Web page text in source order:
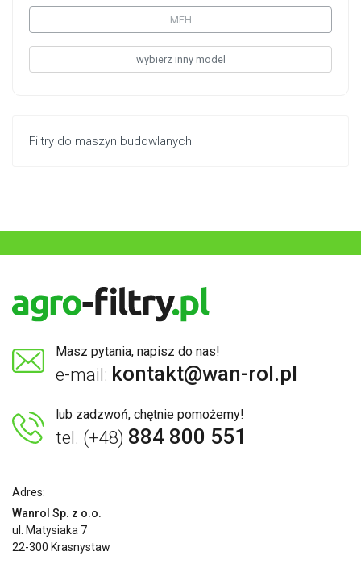
MFH
wybierz inny model
Filtry do maszyn budowlanych
Masz pytania, napisz do nas!
e-mail: kontakt@wan-rol.pl
lub zadzwoń, chętnie pomożemy!
tel. (+48) 884 800 551
Adres:
Wanrol Sp. z o.o.
ul. Matysiaka 7
22-300 Krasnystaw